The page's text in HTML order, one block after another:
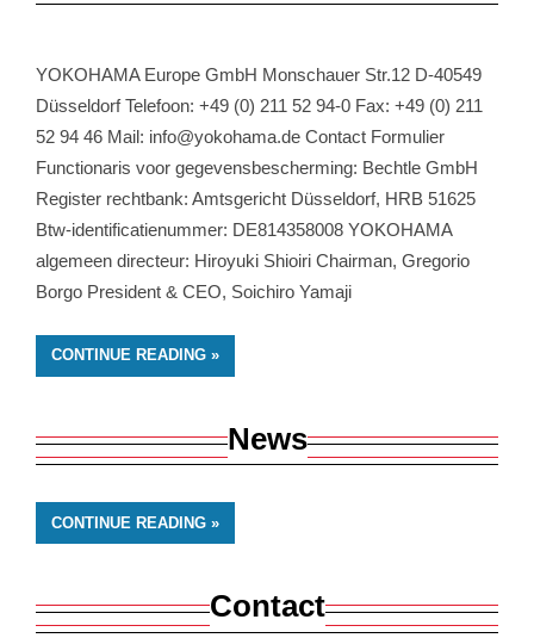
YOKOHAMA Europe GmbH Monschauer Str.12 D-40549
Düsseldorf Telefoon: +49 (0) 211 52 94-0 Fax: +49 (0) 211
52 94 46 Mail: info@yokohama.de Contact Formulier
Functionaris voor gegevensbescherming: Bechtle GmbH
Register rechtbank: Amtsgericht Düsseldorf, HRB 51625
Btw-identificatienummer: DE814358008 YOKOHAMA
algemeen directeur: Hiroyuki Shioiri Chairman, Gregorio
Borgo President & CEO, Soichiro Yamaji
CONTINUE READING
News
CONTINUE READING
Contact